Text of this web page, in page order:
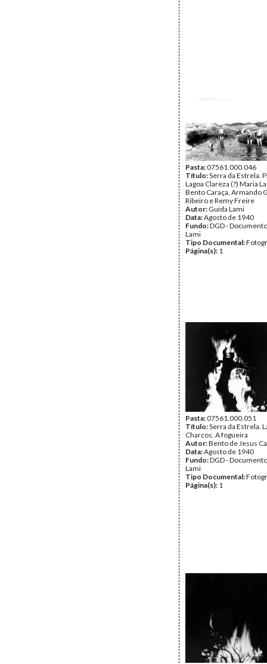
Pasta:07561.000.046
Título:Serra da Estrela.
Lagoa Clareza (?) Maria
Bento Caraça, Armando
Ribeiro e Remy Freire
Autor: Guida Lami
Data:Agosto de 1940
Fundo:DGD -
Lami
Tipo Documental:
Página(s): 1
Pasta:07561.000.051
Título:Serra da Estrela.
Charcos. A fogueira
Autor:Bento de Jesus
Data:Agosto de 1940
Fundo:DGD -
Lami
Tipo Documental:
Página(s): 1